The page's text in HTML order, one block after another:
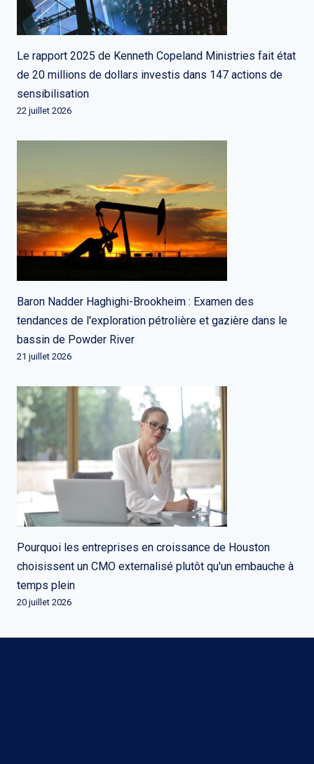
Le rapport 2025 de Kenneth Copeland Ministries fait état
de 20 millions de dollars investis dans 147 actions de
sensibilisation
22 juillet 2026
Baron Nadder Haghighi-Brookheim : Examen des
tendances de l'exploration pétrolière et gazière dans le
bassin de Powder River
21 juillet 2026
Pourquoi les entreprises en croissance de Houston
choisissent un CMO externalisé plutôt qu'un embauche à
temps plein
20 juillet 2026